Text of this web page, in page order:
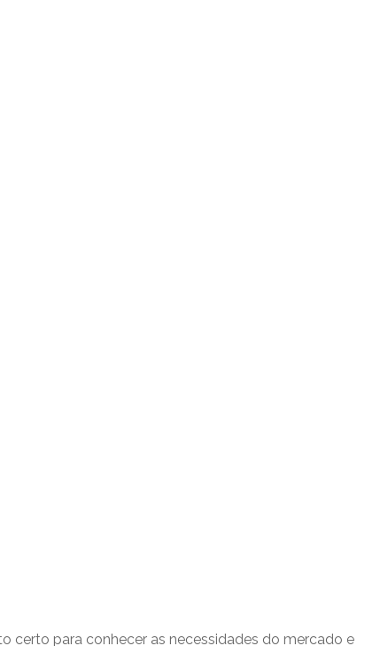
certo para conhecer as necessidades do mercado e